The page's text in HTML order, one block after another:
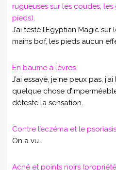
rugueuses sur les coudes, les
pieds).
J’ai testé l’Egyptian Magic
mains bof, les pieds aucun
En baume à lèvres.
J’ai essayé, je ne peux pas,
quelque chose
déteste la sensation.
Contre l’eczéma et le
On a vu…
Acné et points noirs